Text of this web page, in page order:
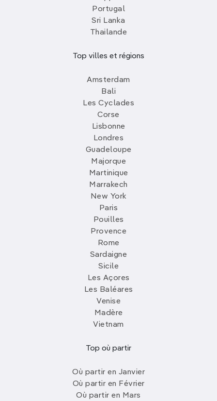
Portugal
Sri Lanka
Thailande
Top villes et régions
Amsterdam
Bali
Les Cyclades
Corse
Lisbonne
Londres
Guadeloupe
Majorque
Martinique
Marrakech
New York
Paris
Pouilles
Provence
Rome
Sardaigne
Sicile
Les Açores
Les Baléares
Venise
Madère
Vietnam
Top où partir
Où partir en Janvier
Où partir en Février
Où partir en Mars